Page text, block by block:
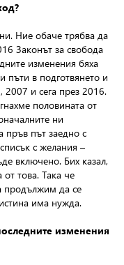
Ние обаче трябва да
Законът за свобода
изменения бяха
пъти в подготвянето и
и сега през 2016.
половината от
ни
пръв път заедно с
с желания –
включено. Бих казал,
това. Така че
продължим да се
има нужда.
изменения